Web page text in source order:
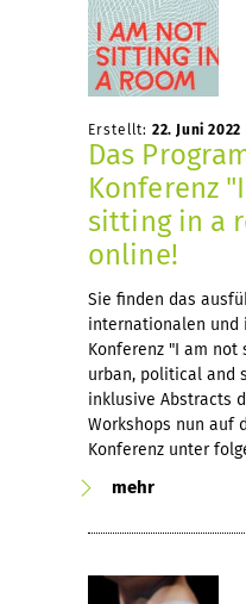
Erstellt: 22. Juni 2022
Das
Konferenz
sitting in a
online!
Sie finden das
internationalen und
Konferenz "I am
urban, political and
inklusive Abstracts
Workshops nun auf
Konferenz unter
mehr